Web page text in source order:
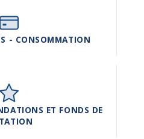
- CONSOMMATION
ET FONDS DE